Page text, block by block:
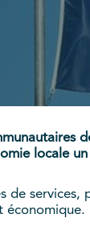
locale
de